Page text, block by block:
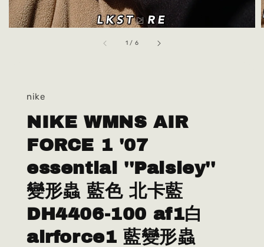
1 / 6
nike
NIKE WMNS AIR
FORCE 1 '07
essential ''Paisley''
變形蟲 藍色 北卡藍
DH4406-100 af1白
airforce1 藍變形蟲